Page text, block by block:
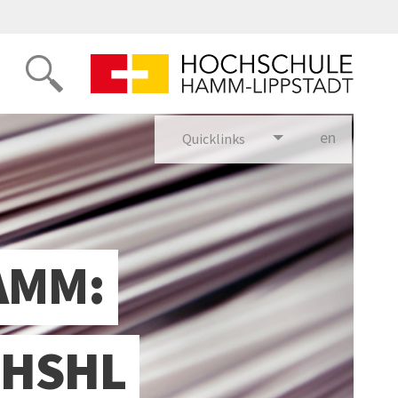
Quicklinks en glish